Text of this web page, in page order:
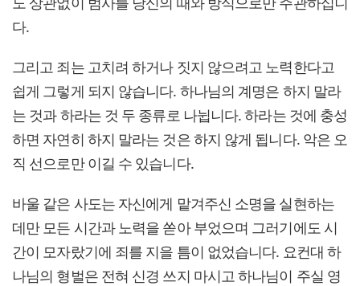
다.
그리고 죄는 고치려 하거나 짓지 않으려고 노력한다고
쉽게 그렇게 되지 않습니다. 하나님의 계명은 하지 말라
는 것과 하라는 것 두 종류로 나뉩니다. 하라는 것에 충성
하면 자연히 하지 말라는 것은 하지 않게 됩니다. 악은 오
직 선으로만 이길 수 있습니다.
바울 같은 사도는 자신에게 맡겨주신 소명을 실현하는
데만 모든 시간과 노력을 쏟아 부었으며 그러기에도 시
간이 모자랐기에 죄를 지을 틈이 없었습니다. 요컨대 하
나님의 형벌은 전혀 신경 쓰지 마시고 하나님이 주실 영